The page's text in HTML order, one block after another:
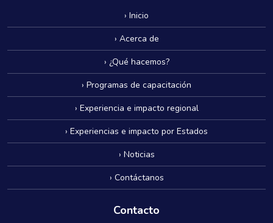
› Inicio
› Acerca de
› ¿Qué hacemos?
› Programas de capacitación
› Experiencia e impacto regional
› Experiencias e impacto por Estados
› Noticias
› Contáctanos
Contacto